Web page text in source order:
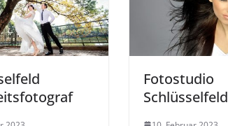
Fotostudio
Schlüsselfeld